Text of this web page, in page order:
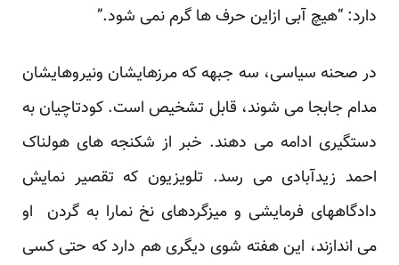
دارد: “هیچ آبی ازاین حرف ها گرم نمی شود.”
در صحنه سیاسی، سه جبهه که مرزهایشان ونیروهایشان
مدام جابجا می شوند، قابل تشخیص است. کودتاچیان به
دستگیری ادامه می دهند. خبر از شکنجه های هولناک
احمد زیدآبادی می رسد. تلویزیون که تقصیر نمایش
دادگاههای فرمایشی و میزگردهای نخ نمارا به گردن او
می اندازند، این هفته شوی دیگری هم دارد که حتی کسی